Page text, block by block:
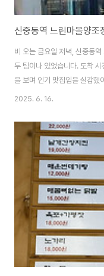
비 오는 금요일 저녁, 신중동
두 팀이나 있었습니다. 도착
을 보며 인기 맛집임을 실감했
어 보여서 고르기가 진짜 어려
리 안주로 찰떡인 수육, 두부
고민 끝에 두부김치+수육 세
럿이 방문해서 다양한 메뉴를
3~4인 이상으로 방문하는 걸
비교도 할 수 있거든요!막걸리
2025. 6. 16.